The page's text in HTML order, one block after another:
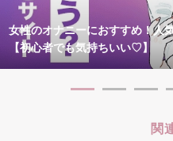
女性のオナニーにおすすめ！人
【初心者でも気持ちいい♡】
関